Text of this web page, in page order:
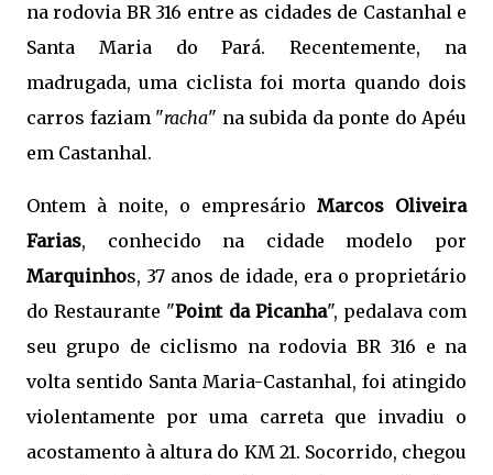
na rodovia BR 316 entre as cidades de Castanhal e
Santa Maria do Pará. Recentemente, na
madrugada, uma ciclista foi morta quando dois
carros faziam "racha" na subida da ponte do Apéu
em Castanhal.
Ontem à noite, o empresário Marcos Oliveira
Farias, conhecido na cidade modelo por
Marquinhos, 37 anos de idade, era o proprietário
do Restaurante "Point da Picanha", pedalava com
seu grupo de ciclismo na rodovia BR 316 e na
volta sentido Santa Maria-Castanhal, foi atingido
violentamente por uma carreta que invadiu o
acostamento à altura do KM 21. Socorrido, chegou